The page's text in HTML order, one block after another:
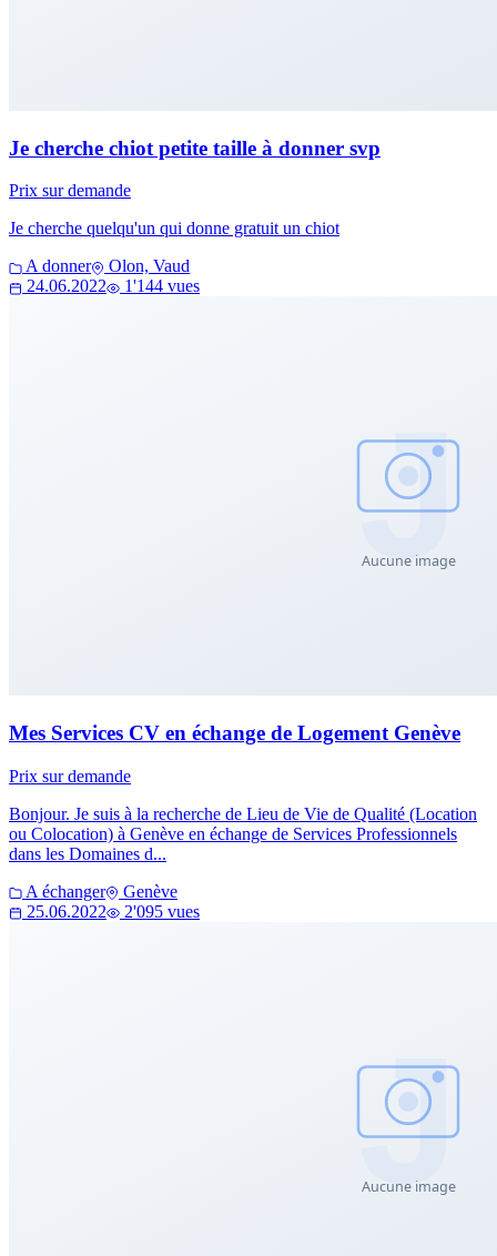
Je cherche chiot petite taille à donner svp
Prix sur demande
Je cherche quelqu'un qui donne gratuit un chiot
A donner
Olon, Vaud
24.06.2022
1'144 vues
Mes Services CV en échange de Logement Genève
Prix sur demande
Bonjour. Je suis à la recherche de Lieu de Vie de Qualité (Location
ou Colocation) à Genève en échange de Services Professionnels
dans les Domaines d...
A échanger
Genève
25.06.2022
2'095 vues